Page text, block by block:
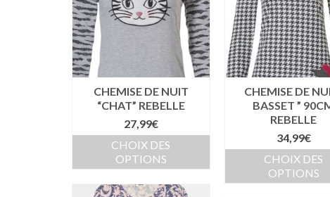
CHEMISE DE NUIT
“CHAT” REBELLE
27,99€
CHOIX DES
OPTIONS
CHEMISE DE
BASSET ”
REBELLE
34,99€
CHOIX DES
OPTIONS